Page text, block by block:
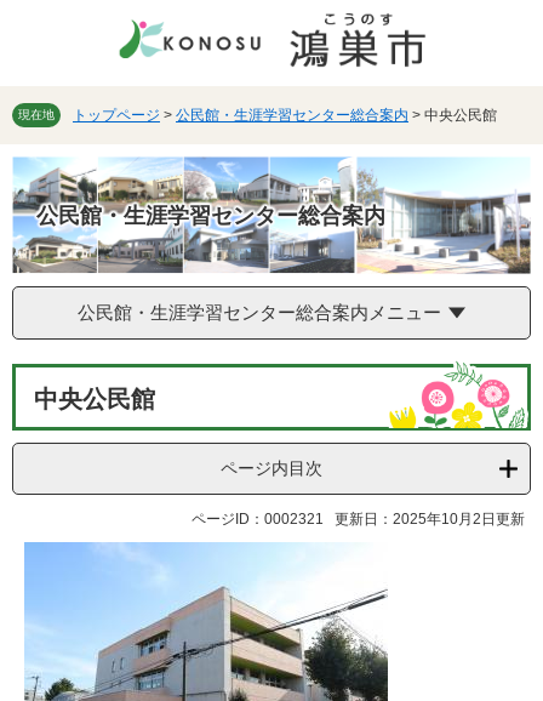
先
す。
を
し
て
本
文
へ
現在地 トップページ > 公民館・生涯学習センター総合案内 > 中央公民館
公民館・生涯学習センター総合案内
公民館・生涯学習センター総合案内メニュー
中央公民館
ページ内目次
ページID：0002321 更新日：2025年10月2日更新